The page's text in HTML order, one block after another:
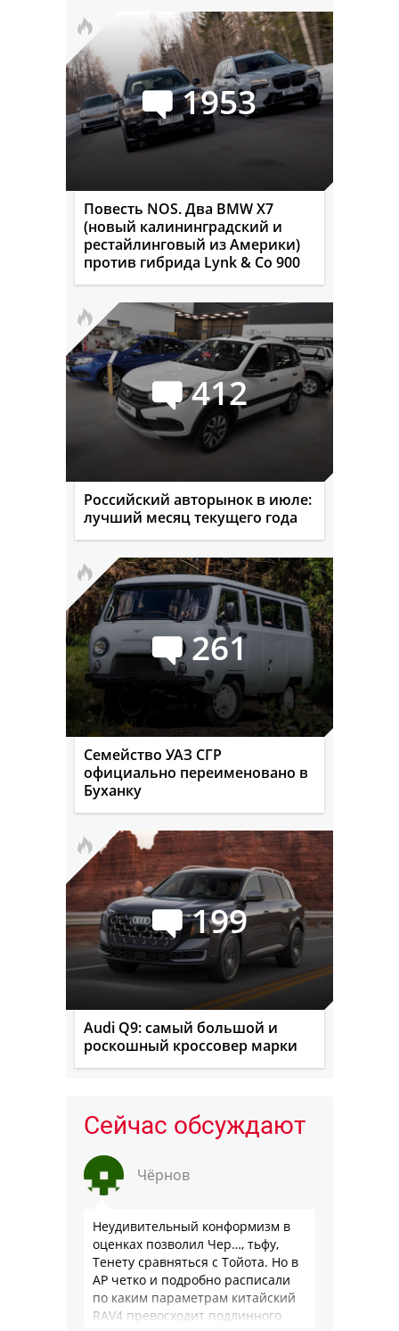
1953
Повесть NOS. Два BMW X7
(новый калининградский и
рестайлинговый из Америки)
против гибрида Lynk & Co 900
412
Российский авторынок в июле:
лучший месяц текущего года
261
Семейство УАЗ СГР
официально переименовано в
Буханку
199
Audi Q9: самый большой и
роскошный кроссовер марки
Сейчас обсуждают
Чёрнов
Неудивительный конформизм в
оценках позволил Чер…, тьфу,
Тенету сравняться с Тойота. Но в
АР четко и подробно расписали
по каким параметрам китайский
RAV4 превосходит подлинного